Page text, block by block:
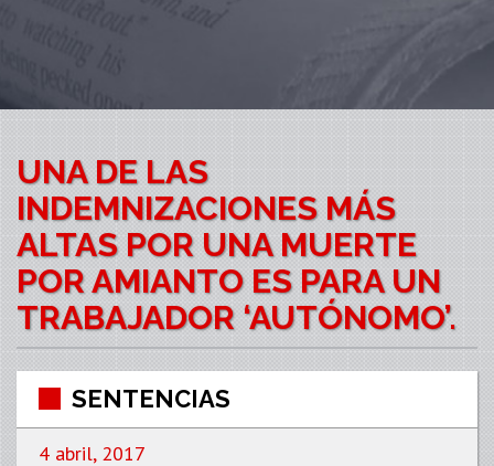
UNA DE LAS
INDEMNIZACIONES MÁS
ALTAS POR UNA MUERTE
POR AMIANTO ES PARA UN
TRABAJADOR ‘AUTÓNOMO’.
SENTENCIAS
4 abril, 2017